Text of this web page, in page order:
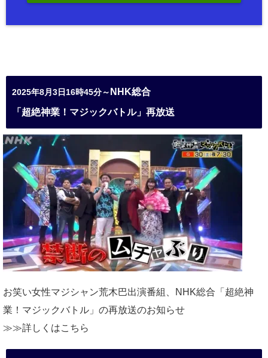
2025年8月3日16時45分～ NHK総合
「超絶神業！マジックバトル」再放送
お笑い女性マジシャン荒木巴出演番組、
NHK総合「超絶神
業！マジックバトル」の再放送のお知らせ
≫≫詳しくはこちら